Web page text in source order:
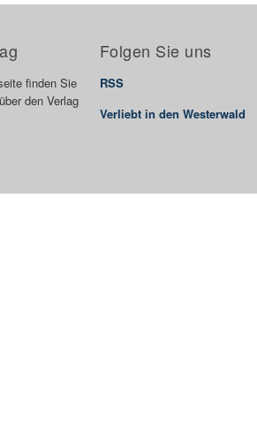
finden Sie
den Verlag
Folgen Sie uns
RSS
Verliebt in den Westerwald